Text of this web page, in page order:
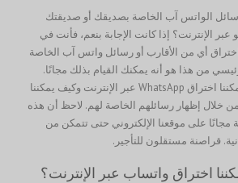
الواتس آب الخاصة بصديقك أو صديقتك
الإنترنت؟ إذا كانت الإجابة بنعم، فأنت في
أي من الأقارب أو رسائل واتس آب الخاصة
من هذا هو أنه يمكنك القيام بذلك مجانًا.
لذلك سنرى الآن كيف يمكننا اختراق WhatsApp عبر الإنترنت وكيف يمكننا
من خلال إظهار رسائلهم الخاصة لهم. لاحظ أن هذه
مجانًا على موقعنا الإلكتروني حتى تتمكن من
قراصنة مستقلون للتأجير.
اختراق واتساب عبر الإنترنت؟